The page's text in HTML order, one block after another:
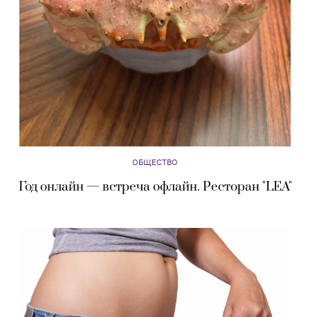
ОБЩЕСТВО
Год онлайн — встреча офлайн. Ресторан "LEA"